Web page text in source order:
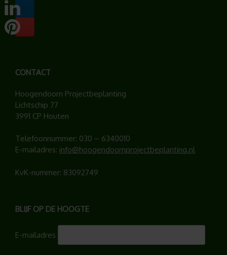
CONTACT
Hoogendoorn Projectbeplanting
Lichtschip 77
3991 CP Houten
Telefoonnummer: 030 – 6340010
E-mailadres: info@hoogendoornprojectbeplanting.nl
KvK-nummer: 83092749
BLIJF OP DE HOOGTE
E-mailadres